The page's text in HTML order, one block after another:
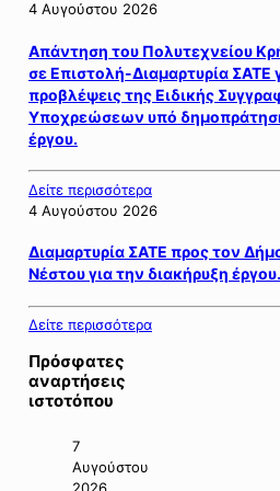
4 Αυγούστου 2026
Απάντηση του Πολυτεχνείου
σε Επιστολή-Διαμαρτυρία ΣΑΤΕ
προβλέψεις της Ειδικής
Υποχρεώσεων υπό
έργου.
Δείτε περισσότερα
4 Αυγούστου 2026
Διαμαρτυρία ΣΑΤΕ προς τον
Νέστου για την διακήρυξη έργου.
Δείτε περισσότερα
Πρόσφατες
αναρτήσεις
ιστοτόπου
7
Αυγούστου